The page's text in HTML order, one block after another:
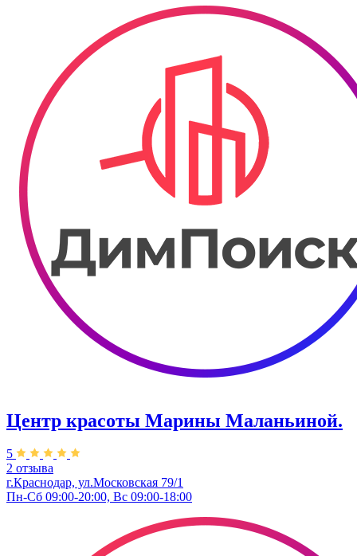
Центр красоты Марины Маланьиной.
5
2 отзыва
г.Краснодар, ул.Московская 79/1
Пн-Сб 09:00-20:00, Вс 09:00-18:00